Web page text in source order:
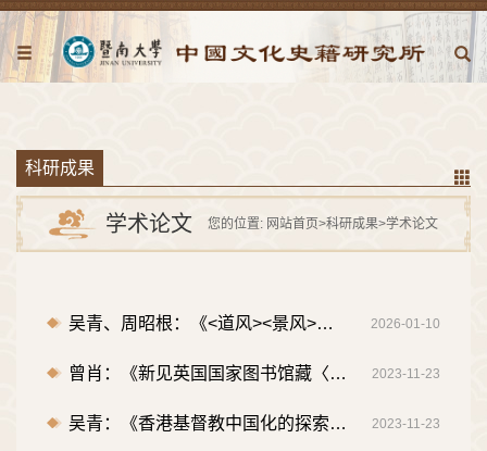
科研成果
学术论文 您的位置: 网站首页>科研成果>学术论文
吴青、周昭根：《<道风><景风>视域下的宗教对话与基督教中国化:基于文献计量与知识图谱的分析》，《世界宗教研究》2025年第5期。 2026-01-10
曾肖：《新见英国国家图书馆藏〈新刻全像批评西游记〉考论》，《文学遗产》2023年第5期 2023-11-23
吴青：《香港基督教中国化的探索——以20世纪香港圣公会两任会督为中心》，《世界宗教研究》2023年第5期 2023-11-23